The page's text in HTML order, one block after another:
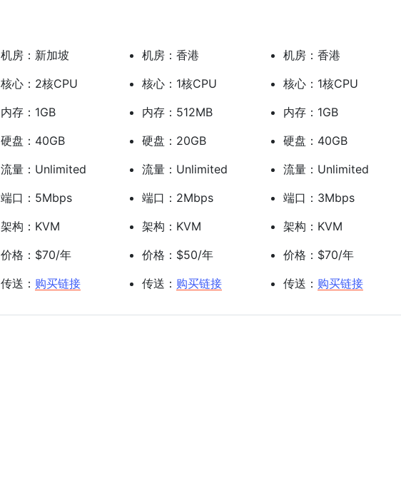
机房：新加坡
核心：2核CPU
内存：1GB
硬盘：40GB
流量：Unlimited
端口：5Mbps
架构：KVM
价格：$70/年
传送： 购买链接
机房：香港
核心：1核CPU
内存：512MB
硬盘：20GB
流量：Unlimited
端口：2Mbps
架构：KVM
价格：$50/年
传送： 购买链接
机房：香港
核心：1核CPU
内存：1GB
硬盘：40GB
流量：Unlimited
端口：3Mbps
架构：KVM
价格：$70/年
传送： 购买链接